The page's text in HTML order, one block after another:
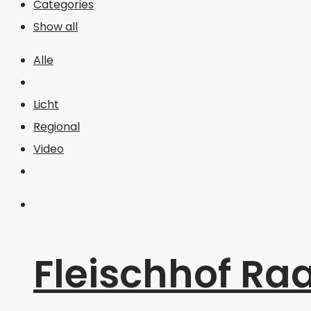
Categories
Show all
Alle
Licht
Regional
Video
Fleischhof